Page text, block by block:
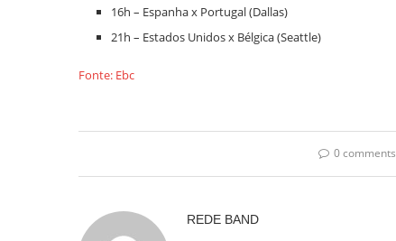
16h – Espanha x Portugal (Dallas)
21h – Estados Unidos x Bélgica (Seattle)
Fonte: Ebc
0 comments
REDE BAND